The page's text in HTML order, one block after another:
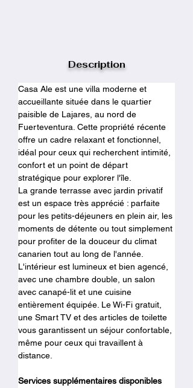
Description
Casa Ale est une villa moderne et
accueillante située dans le quartier
paisible de Lajares, au nord de
Fuerteventura. Cette propriété récente
offre un cadre relaxant et fonctionnel,
idéal pour ceux qui recherchent intimité,
confort et un point de départ
stratégique pour explorer l'île.
La grande terrasse avec jardin privatif
est un espace très apprécié : parfaite
pour les petits-déjeuners en plein air, les
moments de détente ou tout simplement
pour profiter de la douceur du climat
canarien tout au long de l'année.
L'intérieur est lumineux et bien agencé,
avec une chambre double, un salon
avec canapé-lit et une cuisine
entièrement équipée. Le Wi-Fi gratuit,
une Smart TV et des articles de toilette
vous garantissent un séjour confortable,
même pour ceux qui travaillent à
distance.
Services supplémentaires disponibles